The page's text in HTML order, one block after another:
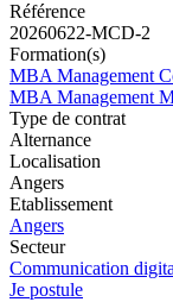
Référence
20260622-MCD-2
Formation(s)
MBA Management
MBA Management
Type de contrat
Alternance
Localisation
Angers
Etablissement
Angers
Secteur
Communication
Je postule